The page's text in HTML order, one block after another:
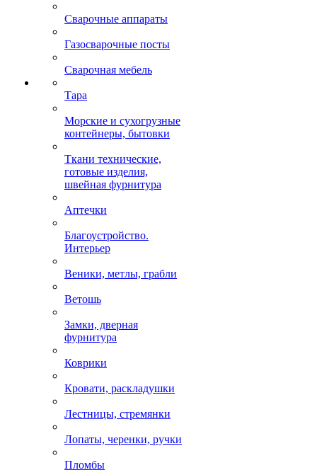
Сварочные аппараты
Газосварочные посты
Сварочная мебель
Тара
Морские и сухогрузные
контейнеры, бытовки
Ткани технические,
готовые изделия,
швейная фурнитура
Аптечки
Благоустройство.
Интерьер
Веники, метлы, грабли
Ветошь
Замки, дверная
фурнитура
Коврики
Кровати, раскладушки
Лестницы, стремянки
Лопаты, черенки, ручки
Пломбы